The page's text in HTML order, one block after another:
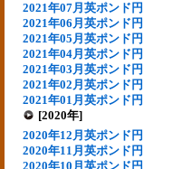
2021年07月英ポンド円
2021年06月英ポンド円
2021年05月英ポンド円
2021年04月英ポンド円
2021年03月英ポンド円
2021年02月英ポンド円
2021年01月英ポンド円
[2020年]
2020年12月英ポンド円
2020年11月英ポンド円
2020年10月英ポンド円